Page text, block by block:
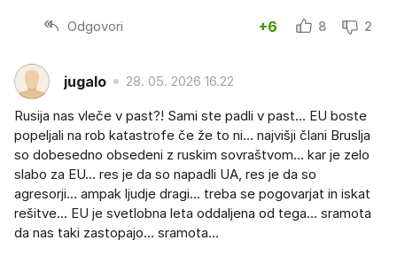
Odgovori +6 8 2
jugalo 28. 05. 2026 16.22
Rusija nas vleče v past?! Sami ste padli v past… EU boste
popeljali na rob katastrofe če že to ni… najvišji člani Bruslja
so dobesedno obsedeni z ruskim sovraštvom… kar je zelo
slabo za EU… res je da so napadli UA, res je da so
agresorji… ampak ljudje dragi… treba se pogovarjat in iskat
rešitve… EU je svetlobna leta oddaljena od tega… sramota
da nas taki zastopajo… sramota…